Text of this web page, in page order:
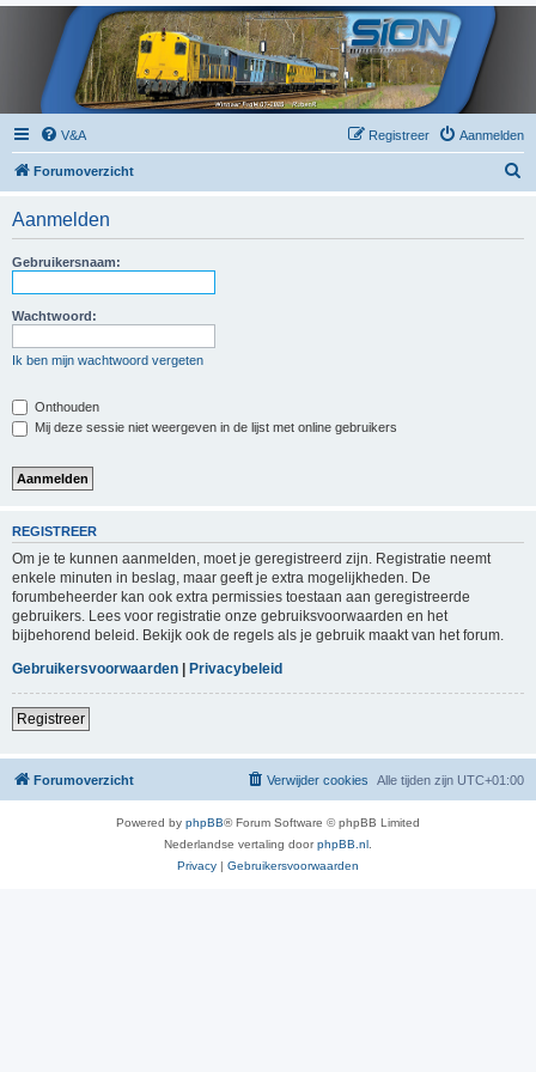
V&A Aanmelden
Registreer
Forumoverzicht
Aanmelden
Gebruikersnaam:
Wachtwoord:
Ik ben mijn wachtwoord vergeten
Onthouden
Mij deze sessie niet weergeven in de lijst met online gebruikers
REGISTREER
Om je te kunnen aanmelden, moet je geregistreerd zijn. Registratie neemt
enkele minuten in beslag, maar geeft je extra mogelijkheden. De
forumbeheerder kan ook extra permissies toestaan aan geregistreerde
gebruikers. Lees voor registratie onze gebruiksvoorwaarden en het
bijbehorend beleid. Bekijk ook de regels als je gebruik maakt van het forum.
Gebruikersvoorwaarden
Privacybeleid
Registreer
Forumoverzicht Alle tijden zijn UTC+01:00
Verwijder cookies
Powered by phpBB® Forum Software © phpBB Limited
Nederlandse vertaling doorphpBB.nl.
Privacy | Gebruikersvoorwaarden